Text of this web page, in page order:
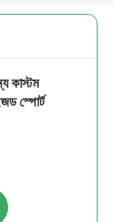
কাস্টম
স্পোর্ট